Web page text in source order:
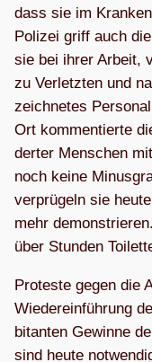
dass sie im
Poli­zei griff auch
sie bei ihrer Arbeit,
zu Ver­letz­ten und
zeich­ne­tes
Ort kom­men­tierte
der­ter Men­schen
noch keine
ver­prü­geln sie
mehr
über Stun­den
Pro­teste gegen die
Wie­der­ein­füh­rung
bi­tan­ten Gewinne
sind heute